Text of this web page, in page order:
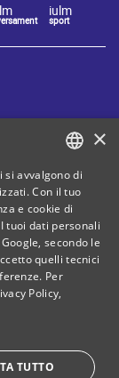
iulm
sport
ITALIAN
ENGLISH
×
avvalgono di
Con il tuo
e cookie di
tuoi dati personali
secondo le
quelli tecnici
Per
Policy,
TUTTO